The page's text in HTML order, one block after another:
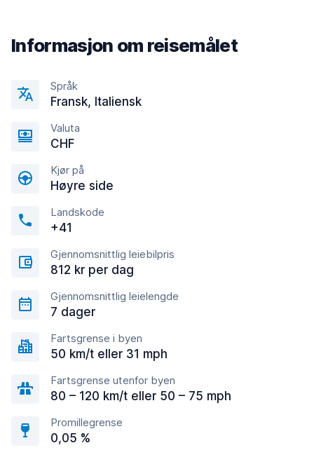
Informasjon om reisemålet
Språk
Fransk, Italiensk
Valuta
CHF
Kjør på
Høyre side
Landskode
+41
Gjennomsnittlig leiebilpris
812 kr per dag
Gjennomsnittlig leielengde
7 dager
Fartsgrense i byen
50 km/t eller 31 mph
Fartsgrense utenfor byen
80 – 120 km/t eller 50 – 75 mph
Promillegrense
0,05 %